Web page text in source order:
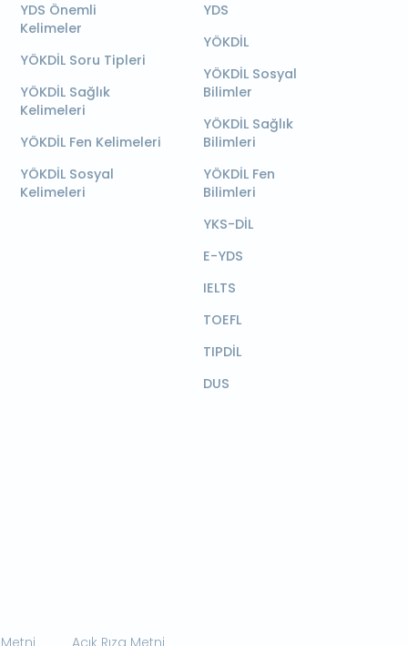
YDS Önemli
Kelimeler
YÖKDİL Soru Tipleri
YÖKDİL Sağlık
Kelimeleri
YÖKDİL Fen Kelimeleri
YÖKDİL Sosyal
Kelimeleri
YDS
YÖKDİL
YÖKDİL Sosyal
Bilimler
YÖKDİL Sağlık
Bilimleri
YÖKDİL Fen
Bilimleri
YKS-DİL
E-YDS
IELTS
TOEFL
TIPDİL
DUS
Açık Rıza Metni